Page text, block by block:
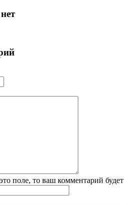
поле, то ваш комментарий будет